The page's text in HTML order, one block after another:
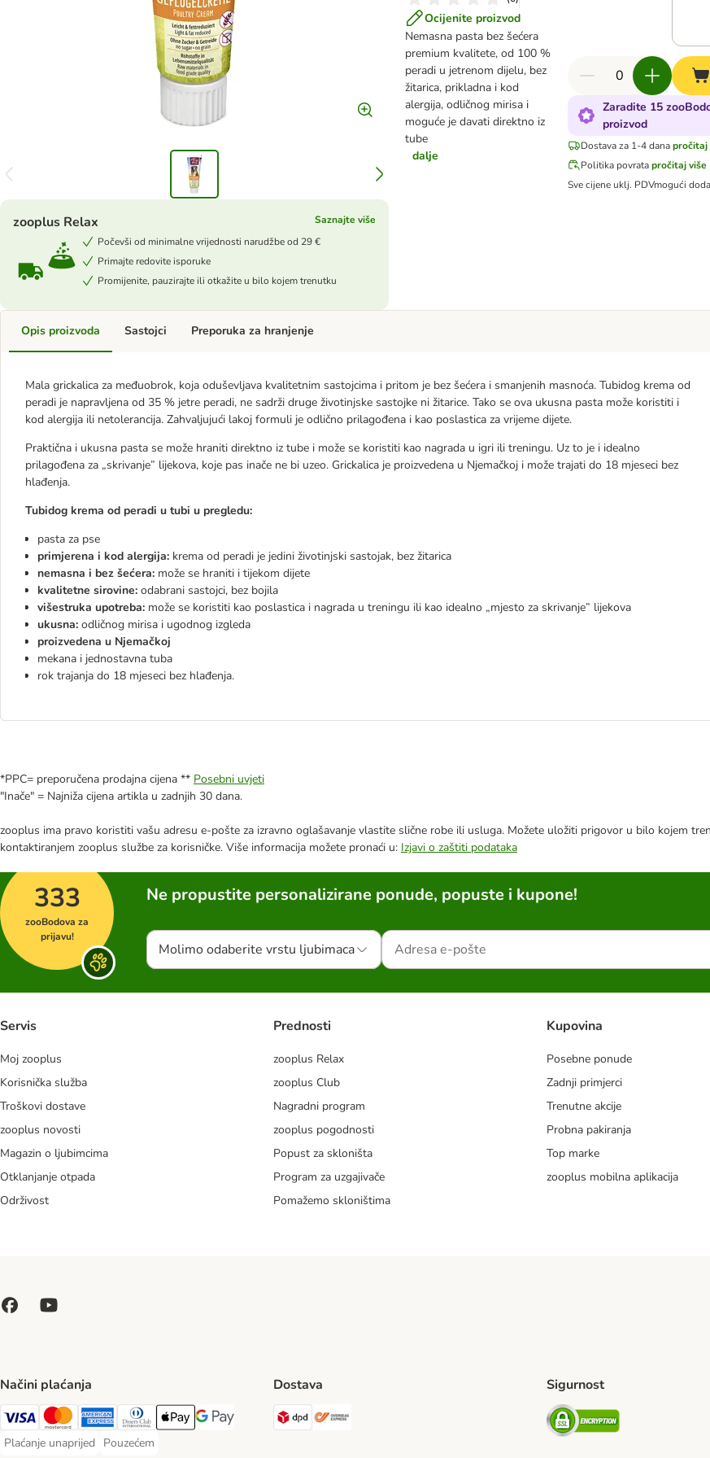
Ocijenite proizvod
Nemasna pasta bez šećera
premium kvalitete, od 100 %
peradi u jetrenom dijelu, bez
žitarica, prikladna i kod
alergija, odličnog mirisa i
moguće je davati direktno iz
tube
dalje
zooplus Relax
Saznajte više
Počevši od minimalne vrijednosti narudžbe od 29 €
Primajte redovite isporuke
Promijenite, pauzirajte ili otkažite u bilo kojem trenutku
Zaradite 15
proizvod
Dostava za 1-4 danapročitaj
Politika povratapročitaj više
Sve cijene uklj. PDVmogući
Opis proizvoda
Mala grickalica za međuobrok, koja oduševljava kvalitetnim sastojcima i pritom je bez šećera i smanjenih masnoća. Tubidog krema od
peradi je napravljena od 35 % jetre peradi, ne sadrži druge životinjske sastojke ni žitarice. Tako se ova ukusna pasta može koristiti i
kod alergija ili netolerancija. Zahvaljujući lakoj formuli je odlično prilagođena i kao poslastica za vrijeme dijete.
Praktična i ukusna pasta se može hraniti direktno iz tube i može se koristiti kao nagrada u igri ili treningu. Uz to je i idealno
prilagođena za „skrivanje” lijekova, koje pas inače ne bi uzeo. Grickalica je proizvedena u Njemačkoj i može trajati do 18 mjeseci bez
hlađenja.
Tubidog krema od peradi u tubi u pregledu:
pasta za pse
primjerena i kod alergija: krema od peradi je jedini životinjski sastojak, bez žitarica
nemasna i bez šećera: može se hraniti i tijekom dijete
kvalitetne sirovine: odabrani sastojci, bez bojila
višestruka upotreba: može se koristiti kao poslastica i nagrada u treningu ili kao idealno „mjesto za skrivanje” lijekova
ukusna: odličnog mirisa i ugodnog izgleda
proizvedena u Njemačkoj
mekana i jednostavna tuba
rok trajanja do 18 mjeseci bez hlađenja.
Sastojci Preporuka za hranjenje
*PPC= preporučena prodajna cijena ** Posebni uvjeti
"Inače" = Najniža cijena artikla u zadnjih 30 dana.
zooplus ima pravo koristiti vašu adresu e-pošte za izravno oglašavanje vlastite slične robe ili usluga. Možete uložiti prigovor u bilo kojem
kontaktiranjem zooplus službe za korisničke. Više informacija možete pronaći u: Izjavi o zaštiti podataka
333
zooBodova za
prijavu!
Ne propustite personalizirane ponude, popuste i kupone!
Molimo odaberite vrstu ljubimaca
Servis
Moj zooplus
Korisnička služba
Troškovi dostave
zooplus novosti
Magazin o ljubimcima
Otklanjanje otpada
Održivost
Prednosti
zooplus Relax
zooplus Club
Nagradni program
zooplus pogodnosti
Popust za skloništa
Program za uzgajivače
Pomažemo skloništima
Kupovina
Posebne ponude
Zadnji primjerci
Trenutne akcije
Probna pakiranja
Top marke
zooplus mobilna aplikacija
Načini plaćanja
Visa Payment Method
MasterCard Payment Method
American Express Payment Method
Diners Club Payment Method
Payment MethodGoogle pay Payment Method
Plaćanje unaprijed
Plaćanje unaprijed Payment Method
Pouzećem
Pouzećem Payment Method
Dostava
DPD Shipping Method
Sigurnost
Security